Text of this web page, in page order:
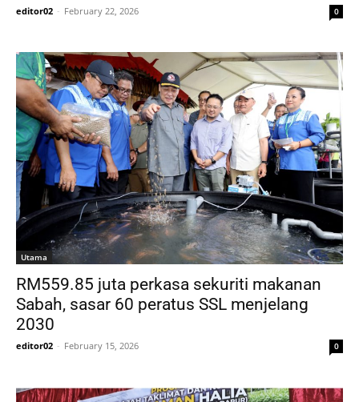
editor02 - February 22, 2026 0
Utama
RM559.85 juta perkasa sekuriti makanan
Sabah, sasar 60 peratus SSL menjelang
2030
editor02 - February 15, 2026 0